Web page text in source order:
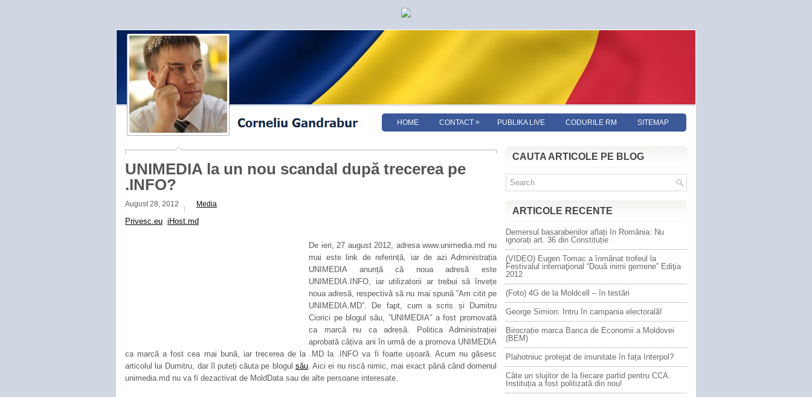
HOME CONTACT » PUBLIKA LIVE CODURILE RM SITEMAP
UNIMEDIA la un nou scandal după trecerea pe
.INFO?
August 28, 2012 Media
Privesc.eu iHost.md
De ieri, 27 august 2012, adresa www.unimedia.md nu
mai este link de referință, iar de azi Administrația
UNIMEDIA anunță că noua adresă este
UNIMEDIA.INFO, iar utilizatorii ar trebui să învețe
noua adresă, respectivă să nu mai spună ”Am citit pe
UNIMEDIA.MD”. De fapt, cum a scris și Dumitru
Ciorici pe blogul său, ”UNIMEDIA” a fost promovată
ca marcă nu ca adresă. Politica Administrației
aprobată câțiva ani în urmă de a promova UNIMEDIA
ca marcă a fost cea mai bună, iar trecerea de la .MD la .INFO va fi foarte ușoară. Acum nu găsesc
articolul lui Dumitru, dar îl puteți căuta pe blogul său. Aici ei nu riscă nimic, mai exact până când domenul
unimedia.md nu va fi dezactivat de MoldData sau de alte persoane interesate.
CAUTA ARTICOLE PE BLOG
ARTICOLE RECENTE
Demersul basarabenilor aflați în România: Nu
ignorați art. 36 din Constituție
(VIDEO) Eugen Tomac a înmânat trofeul la
Festivalul internaţional “Două inimi gemene” Ediţia
2012
(Foto) 4G de la Moldcell – în testări
George Simion: Intru în campania electorală!
Birocrație marca Banca de Economii a Moldovei
(BEM)
Plahotniuc protejat de imunitate în fața Interpol?
Câte un slujitor de la fiecare partid pentru CCA.
Instituția a fost politizată din nou!